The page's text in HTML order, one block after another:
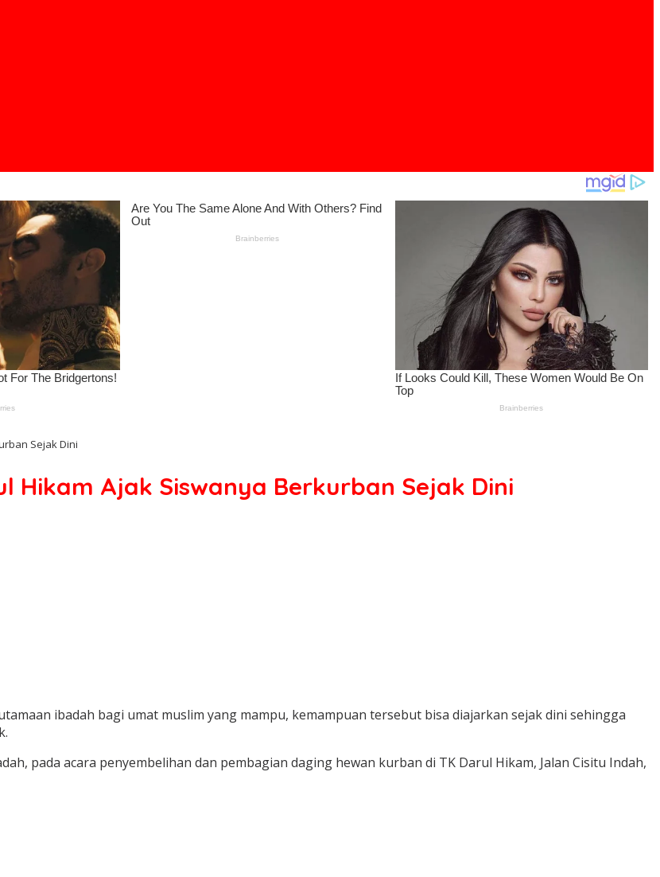
Sejak Dini
Hikam Ajak Siswanya Berkurban Sejak Dini
ibadah bagi umat muslim yang mampu, kemampuan tersebut bisa diajarkan sejak dini sehingga
pada acara penyembelihan dan pembagian daging hewan kurban di TK Darul Hikam, Jalan Cisitu Indah,